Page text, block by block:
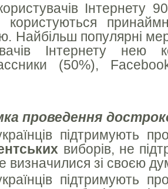
Інтернету
користуються
Найбільш популярні
Інтернету нею
(50%),
проведення
підтримують
виборів, не
визначилися зі своєю
підтримують